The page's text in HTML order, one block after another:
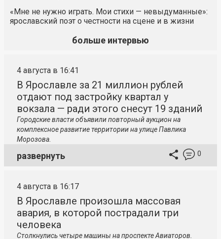
«Мне не нужно играть. Мои стихи — невыдуманные»:
ярославский поэт о честности на сцене и в жизни
больше интервью
4 августа в 16:41
В Ярославле за 21 миллион рублей
отдают под застройку квартал у
вокзала — ради этого снесут 19 зданий
Городские власти объявили повторный аукцион на
комплексное развитие территории на улице Павлика
Морозова.
развернуть 0
4 августа в 16:17
В Ярославле произошла массовая
авария, в которой пострадали три
человека
Столкнулись четыре машины на проспекте Авиаторов.